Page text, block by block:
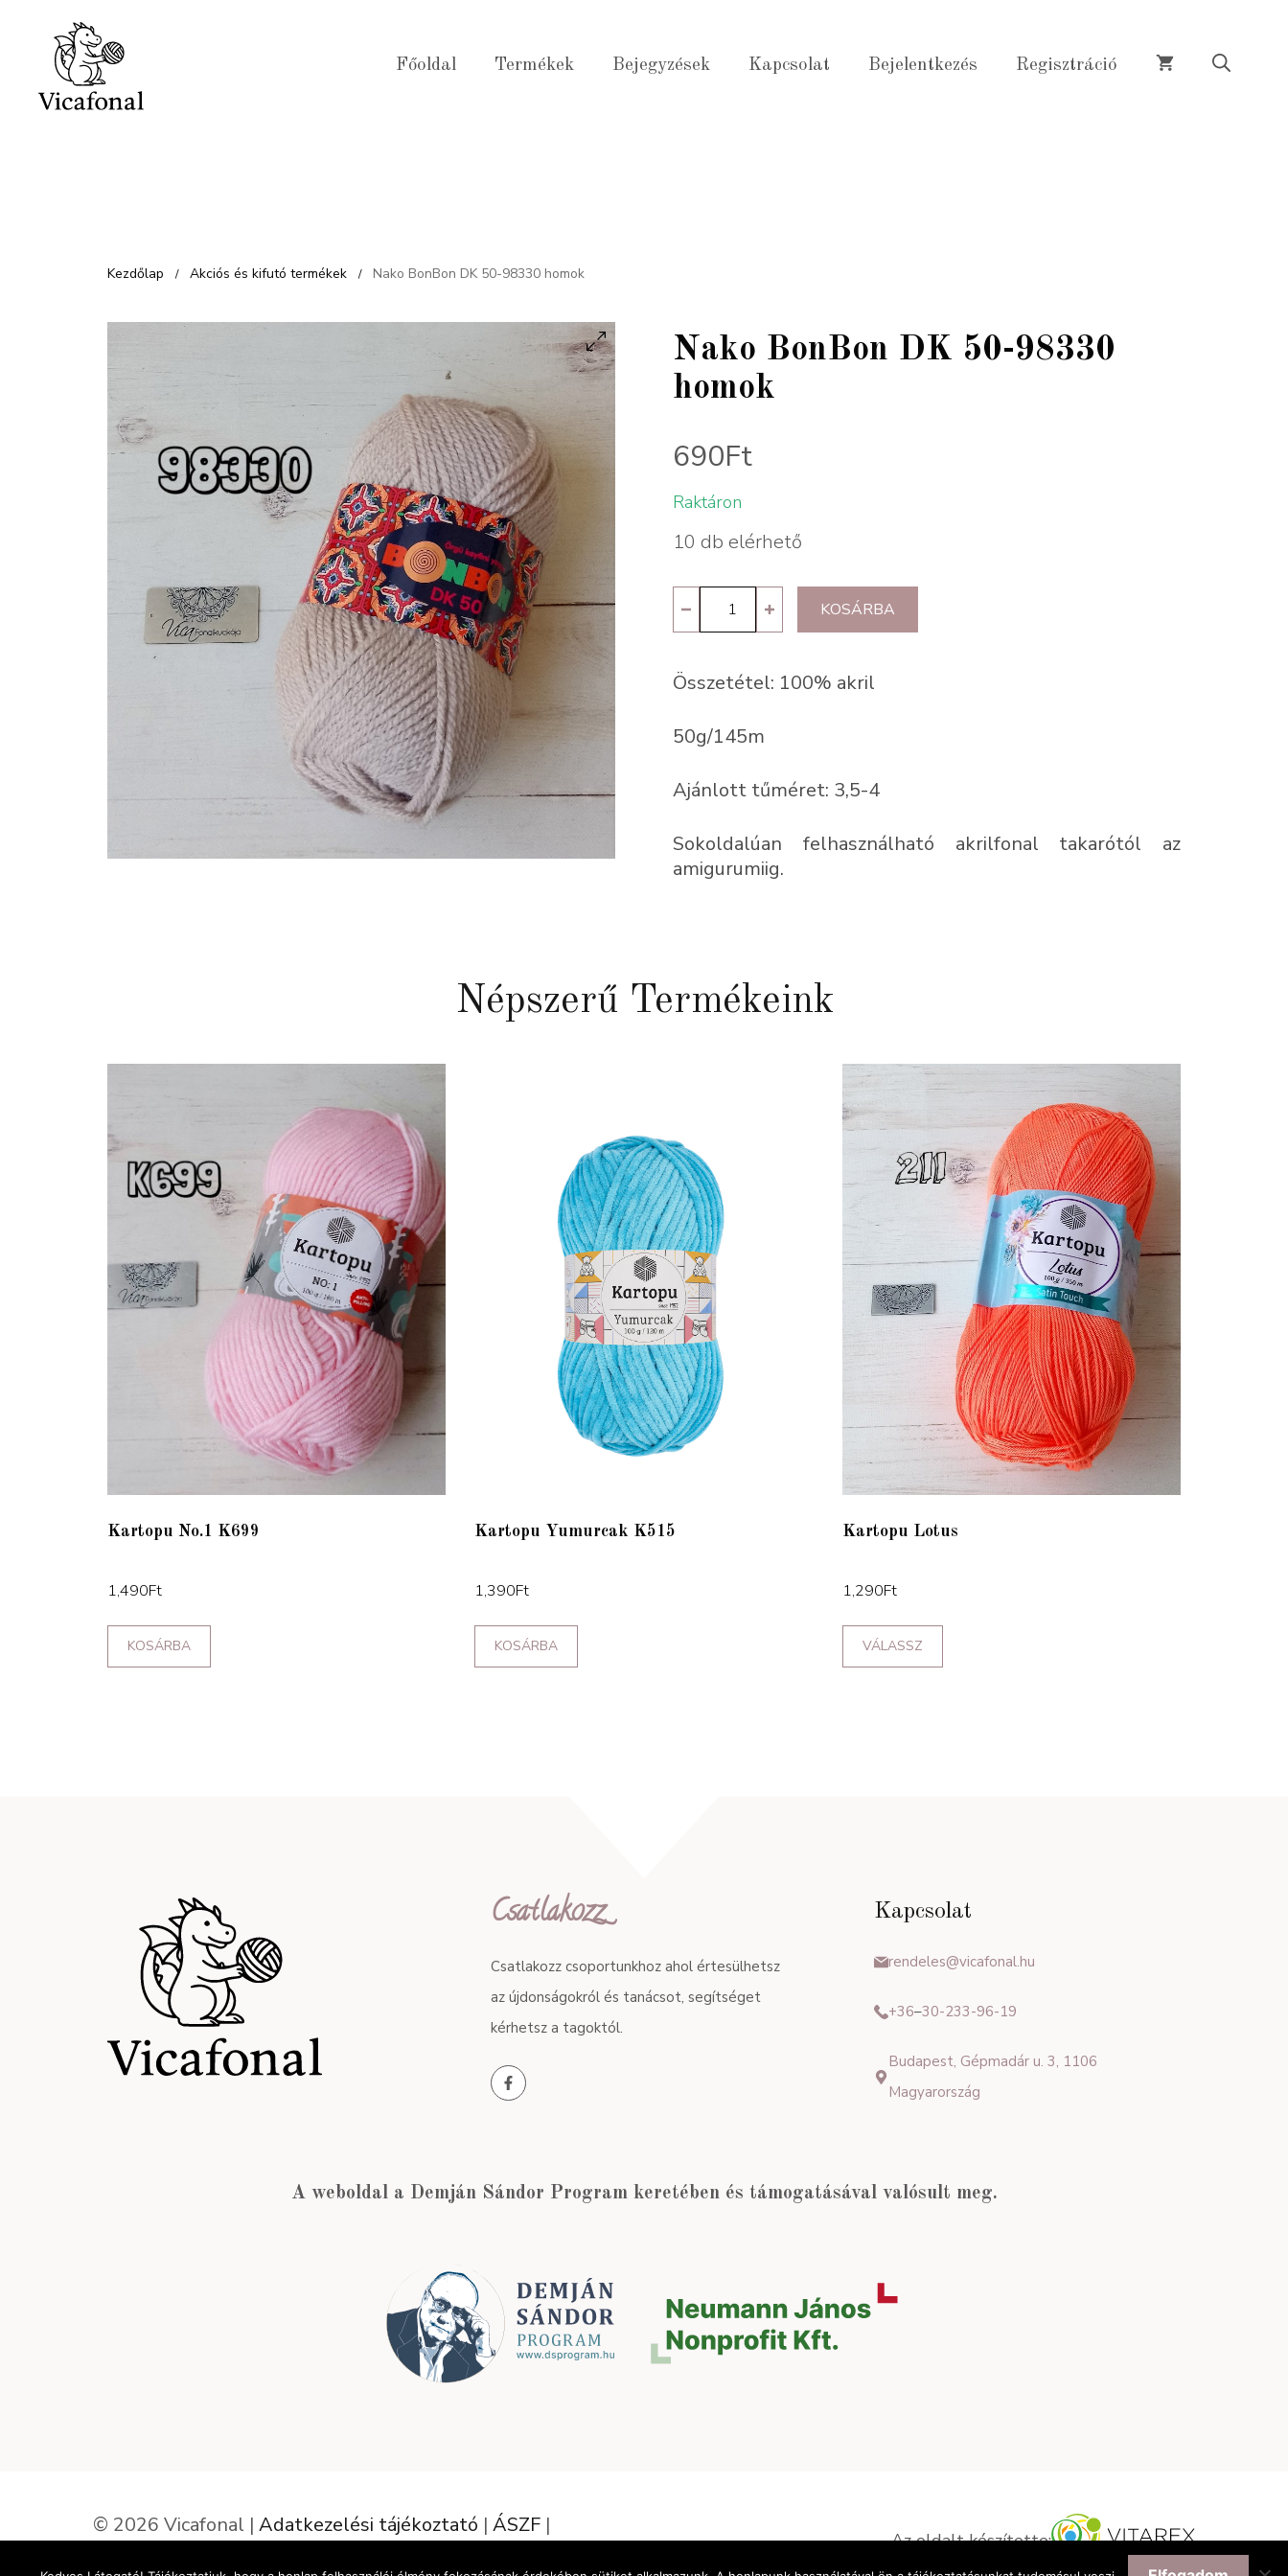
tartalomba
Főoldal Termékek Bejegyzések Kapcsolat Bejelentkezés Regisztráció
Kezdőlap / Akciós és kifutó termékek / Nako BonBon DK 50-98330 homok
Nako BonBon DK 50-98330
homok
690Ft
Raktáron
10 db elérhető
BonBon
50-
98330
homok
mennyiség
KOSÁRBA
Összetétel: 100% akril
50g/145m
Ajánlott tűméret: 3,5-4
Sokoldalúan felhasználható akrilfonal takarótól az
amigurumiig.
Népszerű Termékeink
Kartopu No.1 K699
1,490Ft
KOSÁRBA
Kartopu Yumurcak K515
1,390Ft
KOSÁRBA
Kartopu Lotus
1,290Ft
VÁLASSZ
Csatlakozz
Csatlakozz csoportunkhoz ahol értesülhetsz
az újdonságokról és tanácsot, segítséget
kérhetsz a tagoktól.
Kapcsolat
rendeles@vicafonal.hu
+36–30-233-96-19
Budapest, Gépmadár u. 3, 1106
Magyarország
A weboldal a Demján Sándor Program keretében és támogatásával valósult meg.
© 2026 Vicafonal | Adatkezelési tájékoztató | ÁSZF |
Az oldalt készítette:
50-